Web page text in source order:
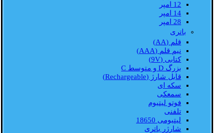
12 امپر
14 امپر
28 امپر
باتری
قلم (AA)
نیم قلم (AAA)
کتابی (9V)
بزرگ D و متوسط C
قابل شارژ (Rechargeable)
سکه ای
سمعکی
فوتو لیتیوم
تلفنی
لیتیومی 18650
شارژر باتری